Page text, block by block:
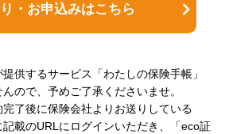
・お申込みはこちら
供するサービス「わたしの保険手帳」
ので、予めご了承くださいませ。
了後に保険会社よりお送りしている
記載のURLにログインいただき、「eco証